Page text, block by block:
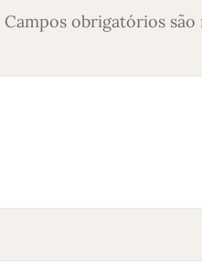
Campos obrigatórios